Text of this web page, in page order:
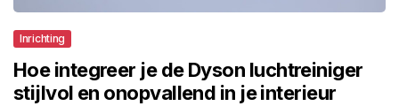
Inrichting
Hoe integreer je de Dyson luchtreiniger
stijlvol en onopvallend in je interieur